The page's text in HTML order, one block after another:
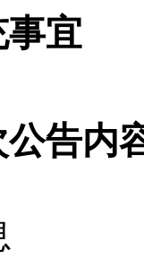
宜
公告内